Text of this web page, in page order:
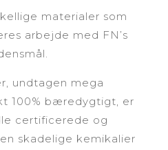
materialer som
arbejde med FN’s
undtagen mega
100% bæredygtigt, er
certificerede og
skadelige kemikalier